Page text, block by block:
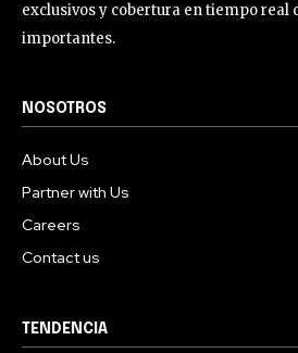
exclusivos y cobertura en tiempo real
importantes.
NOSOTROS
About Us
Partner with Us
Careers
Contact us
TENDENCIA